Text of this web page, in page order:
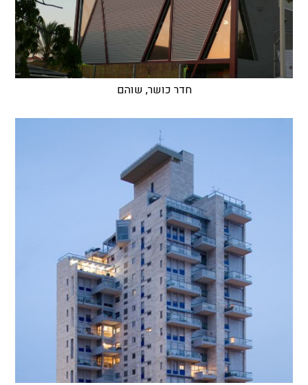
חדר כושר, שוהם